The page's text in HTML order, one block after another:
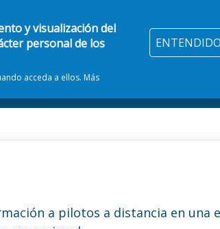
y visualización del
personal de los
acceda a ellos. Más
ENTENDIDO
a pilotos a distancia en una